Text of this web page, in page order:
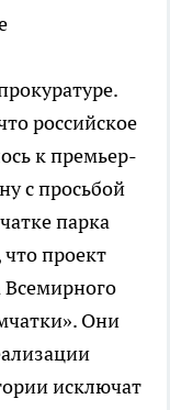
российское
к премьер-
с просьбой
парка
проект
Они
исключат